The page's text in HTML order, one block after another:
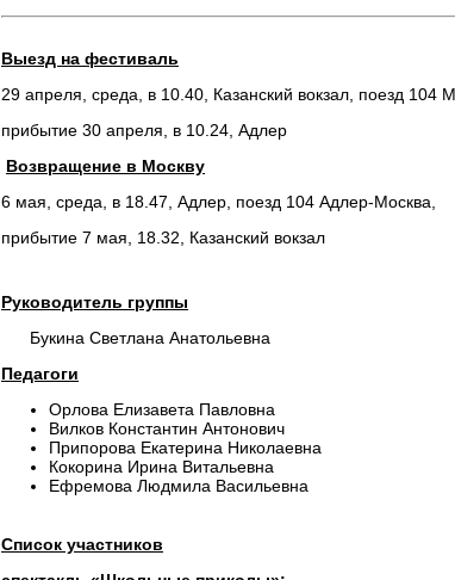
Выезд на фестиваль
29 апреля, среда, в 10.40, Казанский вокзал, поезд 104
прибытие 30 апреля, в 10.24, Адлер
Возвращение в Москву
6 мая, среда, в 18.47, Адлер, поезд 104 Адлер-Москва,
прибытие 7 мая, 18.32, Казанский вокзал
Руководитель группы
Букина Светлана Анатольевна
Педагоги
Орлова Елизавета Павловна
Вилков Константин Антонович
Припорова Екатерина Николаевна
Кокорина Ирина Витальевна
Ефремова Людмила Васильевна
Список участников